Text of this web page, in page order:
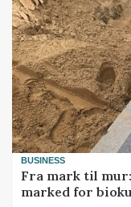
BUSINESS
Fra mark til
marked for